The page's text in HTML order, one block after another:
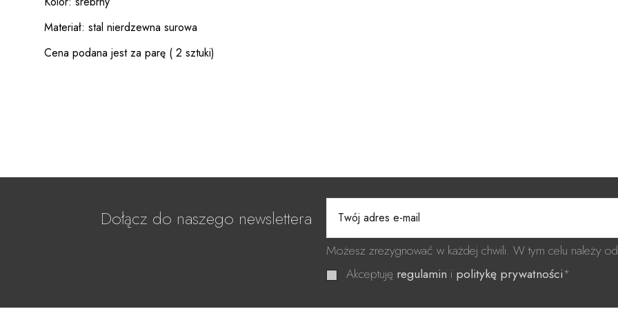
Materiał: stal nierdzewna surowa
Cena podana jest za parę ( 2 sztuki)
Dołącz do naszego newslettera
Możesz zrezygnować w każdej chwili. W tym celu należy
Akceptuję regulamin i politykę prywatności*